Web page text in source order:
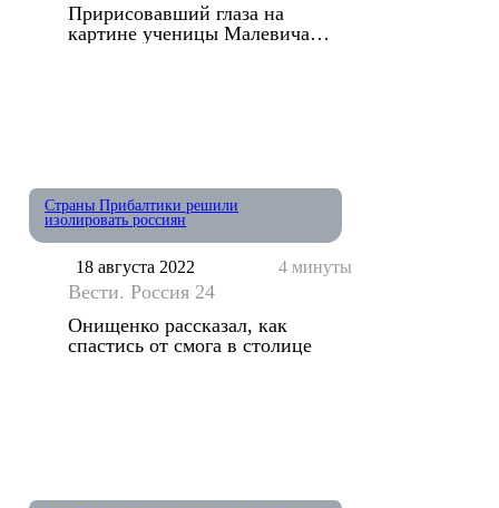
Пририсовавший глаза на
картине ученицы Малевича
Страны Прибалтики решили
изолировать россиян
18 августа 2022 4 минуты
Вести. Россия 24
Онищенко рассказал, как
спастись от смога в столице